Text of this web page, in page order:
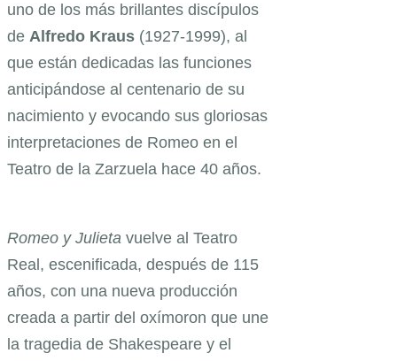
uno de los más brillantes discípulos
de Alfredo Kraus (1927-1999), al
que están dedicadas las funciones
anticipándose al centenario de su
nacimiento y evocando sus gloriosas
interpretaciones de Romeo en el
Teatro de la Zarzuela hace 40 años.
Romeo y Julieta vuelve al Teatro
Real, escenificada, después de 115
años, con una nueva producción
creada a partir del oxímoron que une
la tragedia de Shakespeare y el